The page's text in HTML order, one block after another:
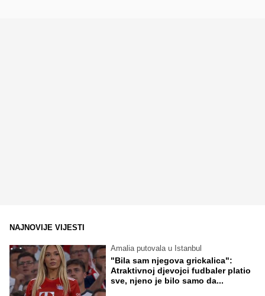
NAJNOVIJE VIJESTI
Amalia putovala u Istanbul
"Bila sam njegova grickalica":
Atraktivnoj djevojci fudbaler platio
sve, njeno je bilo samo da...